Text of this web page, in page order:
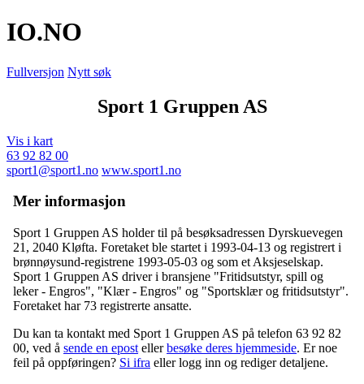
IO.NO
Fullversjon Nytt søk
Sport 1 Gruppen AS
Vis i kart
63 92 82 00
sport1@sport1.no www.sport1.no
Mer informasjon
Sport 1 Gruppen AS holder til på besøksadressen Dyrskuevegen
21 , 2040 Kløfta. Foretaket ble startet i 1993-04-13 og registrert i
brønnøysund-registrene 1993-05-03 og som et Aksjeselskap.
Sport 1 Gruppen AS driver i bransjene "Fritidsutstyr, spill og
leker - Engros", "Klær - Engros" og "Sportsklær og fritidsutstyr".
Foretaket har 73 registrerte ansatte.
Du kan ta kontakt med Sport 1 Gruppen AS på telefon 63 92 82
00, ved å sende en epost ellerbesøke deres hjemmeside. Er noe
feil på oppføringen? Si ifra eller logg inn og rediger detaljene.